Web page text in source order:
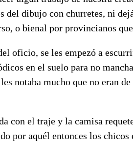
del dibujo con churretes, ni
o bienal por provincianos
oficio, se les empezó a
en el suelo para no
notaba mucho que no eran
con el traje y la camisa
por aquél entonces los